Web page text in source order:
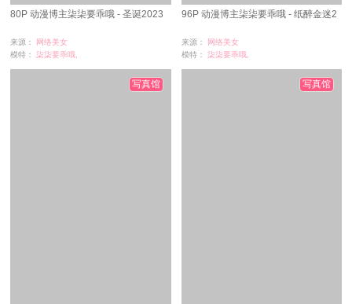
80P 动漫博主柒柒要乖哦 - 圣诞2023
来源：
网络美女
模特：
柒柒要乖哦,
浏览：1
96P 动漫博主柒柒要乖哦 - 纸醉金迷2
来源：
网络美女
模特：
柒柒要乖哦,
浏览：63
写真馆 写真馆